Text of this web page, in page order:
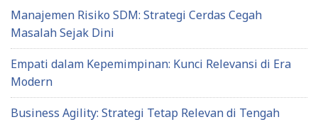
Manajemen Risiko SDM: Strategi Cerdas Cegah
Masalah Sejak Dini
Empati dalam Kepemimpinan: Kunci Relevansi di Era
Modern
Business Agility: Strategi Tetap Relevan di Tengah